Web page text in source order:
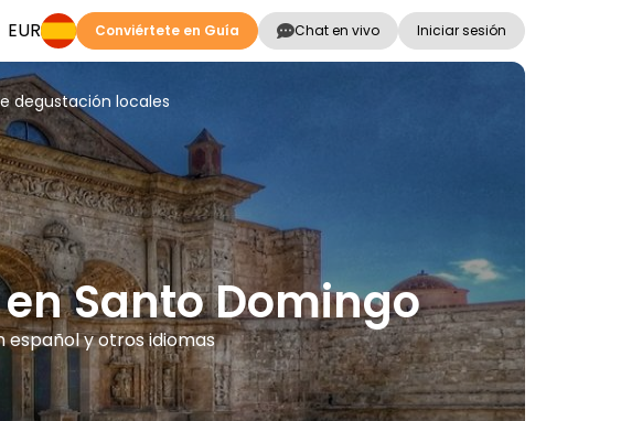
EUR Conviértete en Guía Chat en vivo Iniciar sesión
degustación locales
Santo Domingo
español y otros idiomas